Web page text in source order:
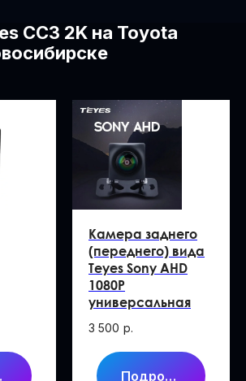
CC3 2K на Toyota
Камера заднего
(переднего) вида
Teyes Sony AHD
1080P
универсальная
3 500 р.
Подробнее